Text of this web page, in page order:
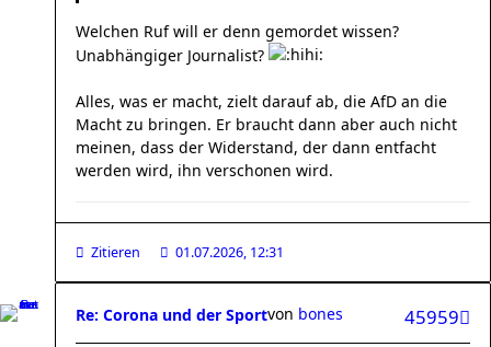
Welchen Ruf will er denn gemordet wissen?
Unabhängiger Journalist?
Alles, was er macht, zielt darauf ab, die AfD an die
Macht zu bringen. Er braucht dann aber auch nicht
meinen, dass der Widerstand, der dann entfacht
werden wird, ihn verschonen wird.
Zitieren 01.07.2026, 12:31
Re: Corona und der Sport 45959
von bones